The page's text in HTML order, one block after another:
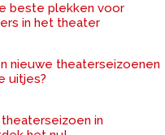
beste plekken voor
in het theater
nieuwe theaterseizoenen
uitjes?
in